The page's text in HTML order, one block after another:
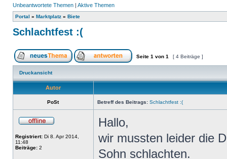
Unbeantwortete Themen | Aktive Themen
Portal » Marktplatz » Biete
Schlachtfest :(
Seite 1 von 1 [ 4 Beiträge ]
Druckansicht
Autor
PoSt Betreff des Beitrags: Schlachtfest :(
Registriert: Di 8. Apr 2014,
11:48
Beiträge: 2
Hallo,
wir mussten leider die
Sohn schlachten.